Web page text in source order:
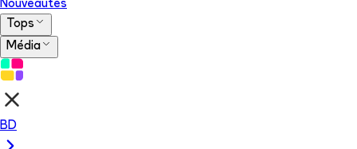
Nouveautés
Tops
Média
BD